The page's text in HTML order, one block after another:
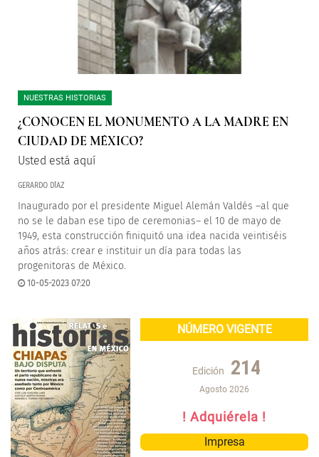
NUESTRAS HISTORIAS
¿CONOCEN EL MONUMENTO A LA MADRE EN
CIUDAD DE MÉXICO?
Usted está aquí
GERARDO DÍAZ
Inaugurado por el presidente Miguel Alemán Valdés –al que
no se le daban ese tipo de ceremonias– el 10 de mayo de
1949, esta construcción finiquitó una idea nacida veintiséis
años atrás: crear e instituir un día para todas las
progenitoras de México.
10-05-2023 07:20
NÚMERO VIGENTE
Edición 214
Agosto 2026
! Adquiérela !
Impresa